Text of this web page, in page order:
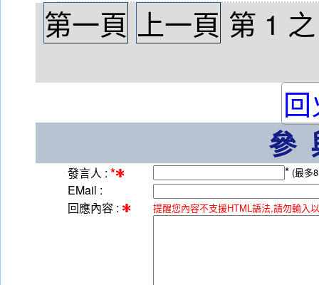
第一頁 上一頁 第 1
* (最多
發言人 : *
EMail :
提醒您內容不支援HTML語法,請勿輸入
回應內容 :